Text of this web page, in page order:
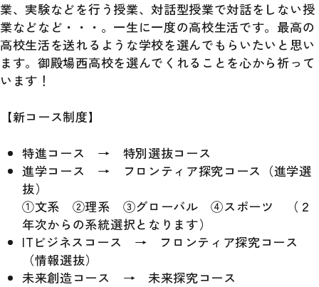
業、実験などを行う授業、対話型授業で対話をしない授
業などなど・・・。一生に一度の高校生活です。最高の
高校生活を送れるような学校を選んでもらいたいと思い
ます。御殿場西高校を選んでくれることを心から祈って
います！
【新コース制度】
特進コース → 特別選抜コース
進学コース → フロンティア探究コース（進学選
抜）
①文系 ②理系 ③グローバル ④スポーツ （２
年次からの系統選択となります）
ITビジネスコース → フロンティア探究コース
（情報選抜）
未来創造コース → 未来探究コース